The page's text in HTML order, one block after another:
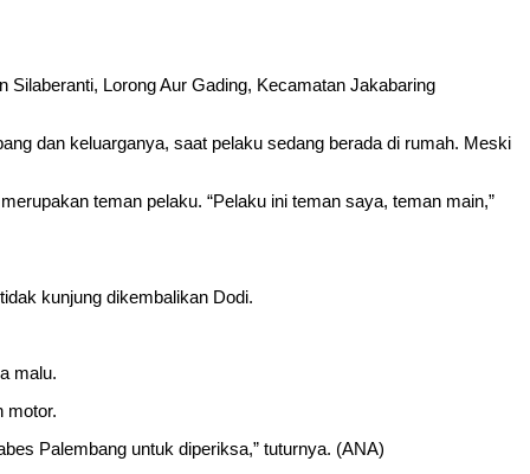
Lorong Aur Gading, Kecamatan Jakabaring
dan keluarganya, saat pelaku sedang berada di rumah. Meski
teman pelaku. “Pelaku ini teman saya, teman main,”
kunjung dikembalikan Dodi.
malu.
motor.
Palembang untuk diperiksa,” tuturnya. (ANA)